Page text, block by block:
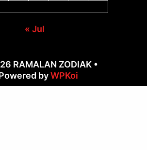
« Jul
RAMALAN ZODIAK•
byWPKoi